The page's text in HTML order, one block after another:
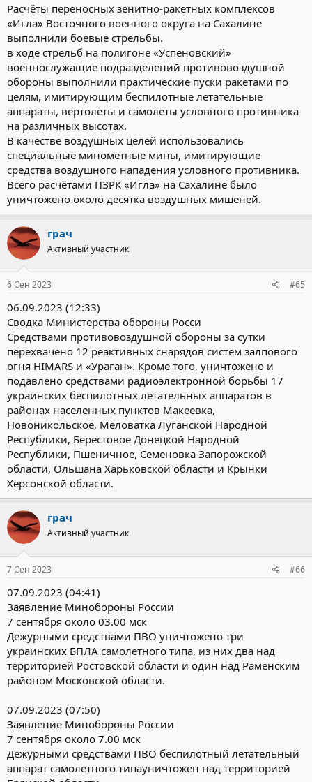
Расчёты переносных зенитно-ракетных комплексов
«Игла» Восточного военного округа на Сахалине
выполнили боевые стрельбы.
в ходе стрельб на полигоне «Успеновский»
военнослужащие подразделений противовоздушной
обороны выполнили практические пуски ракетами по
целям, имитирующим беспилотные летательные
аппараты, вертолёты и самолёты условного противника
на различных высотах.
В качестве воздушных целей использовались
специальные минометные мины, имитирующие
средства воздушного нападения условного противника.
Всего расчётами ПЗРК «Игла» на Сахалине было
уничтожено около десятка воздушных мишеней.
грач
Активный участник
6 Сен 2023 #65
06.09.2023 (12:33)
Сводка Министерства обороны Росси
Средствами противовоздушной обороны за сутки
перехвачено 12 реактивных снарядов систем залпового
огня HIMARS и «Ураган». Кроме того, уничтожено и
подавлено средствами радиоэлектронной борьбы 17
украинских беспилотных летательных аппаратов в
районах населенных пунктов Макеевка,
Новоникольское, Меловатка Луганской Народной
Республики, Берестовое Донецкой Народной
Республики, Пшеничное, Семеновка Запорожской
области, Ольшана Харьковской области и Крынки
Херсонской области.
грач
Активный участник
7 Сен 2023 #66
07.09.2023 (04:41)
Заявление Минобороны России
7 сентября около 03.00 мск
Дежурными средствами ПВО уничтожено три
украинских БПЛА самолетного типа, из них два над
территорией Ростовской области и один над Раменским
районом Московской области.
07.09.2023 (07:50)
Заявление Минобороны России
7 сентября около 7.00 мск
Дежурными средствами ПВО беспилотный летательный
аппарат самолетного типауничтожен над территорией